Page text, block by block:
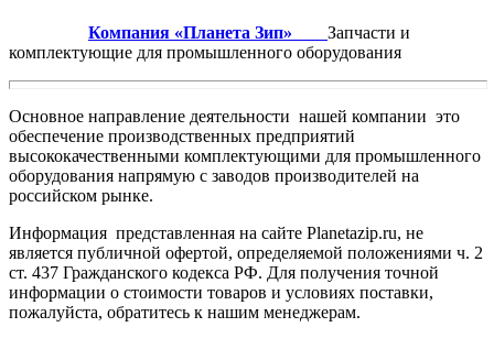
Компания «Планета Зип» Запчасти и
комплектующие для промышленного оборудования
Основное направление деятельности нашей компании это
обеспечение производственных предприятий
высококачественными комплектующими для промышленного
оборудования напрямую с заводов производителей на
российском рынке.
Информация представленная на сайте Planetazip.ru, не
является публичной офертой, определяемой положениями ч. 2
ст. 437 Гражданского кодекса РФ. Для получения точной
информации о стоимости товаров и условиях поставки,
пожалуйста, обратитесь к нашим менеджерам.